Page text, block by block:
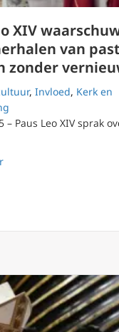
XIV
van
zonder
, Invloed, Kerk en
– Paus Leo XIV sprak
about Paus Leo XIV